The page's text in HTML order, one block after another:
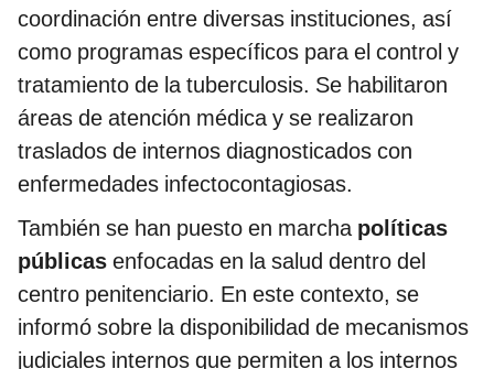
coordinación entre diversas instituciones, así
como programas específicos para el control y
tratamiento de la tuberculosis. Se habilitaron
áreas de atención médica y se realizaron
traslados de internos diagnosticados con
enfermedades infectocontagiosas.
También se han puesto en marcha políticas
públicas enfocadas en la salud dentro del
centro penitenciario. En este contexto, se
informó sobre la disponibilidad de mecanismos
judiciales internos que permiten a los internos